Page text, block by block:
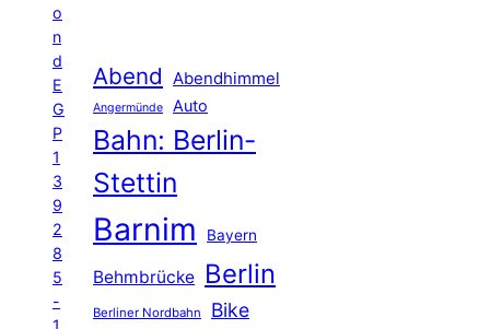
o
n
d
E
G
P
1
3
9
2
8
5
-
1
Abend Abendhimmel
Angermünde Auto
Bahn: Berlin-
Stettin
Barnim Bayern
Behmbrücke Berlin
Berliner Nordbahn Bike